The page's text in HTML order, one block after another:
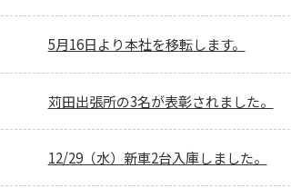
5月16日より本社を移転します。
苅田出張所の3名が表彰されました。
12/29（水）新車2台入庫しました。